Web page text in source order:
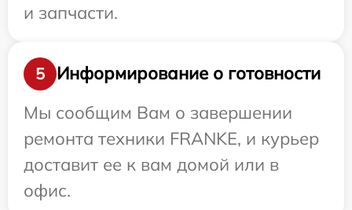
и запчасти.
5
Информирование о готовности
Мы сообщим Вам о завершении
ремонта техники FRANKE, и курьер
доставит ее к вам домой или в
офис.